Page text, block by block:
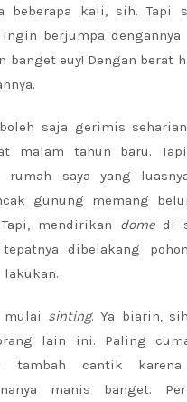
beberapa kali, sih. Tapi
berjumpa dengannya
banget euy! Dengan berat
saja gerimis
malam tahun baru.
rumah saya yang
gunung memang
mendirikan domedi
dibelakang
lakukan.
mulai sinting. Ya biarin,
lain ini. Paling
tambah cantik
manis banget.